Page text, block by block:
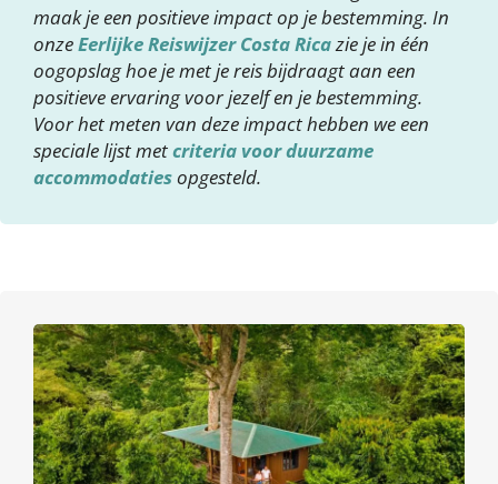
maak je een positieve impact op je bestemming. In
onzeEerlijke Reiswijzer Costa Ricazie je in één
oogopslag hoe je met je reis bijdraagt aan een
positieve ervaring voor jezelf en je bestemming.
Voor het meten van deze impact hebben we een
speciale lijst metcriteria voor duurzame
accommodatiesopgesteld.